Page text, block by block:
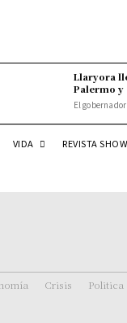
Llaryora
Palermo y
El
VIDA REVISTA
Crisis Politica